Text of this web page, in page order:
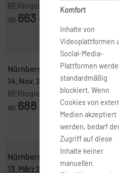
BERlogic
ab 663 €
Nürnberg ( NUE )-Miami ( MIA )
14. Nov. 2026
28. Nov. 2026
BERlogic
ab 688
Nürnberg ( NUE )-Miami ( MIA )
13. März 2027
25. März 2027
Komfort
Inhalte von
Videoplattformen
Social-Media-
Plattformen
standardmäßig
blockiert. Wenn
Cookies von
Medien akzeptiert
werden, bedarf
Zugriff auf diese
Inhalte keiner
manuellen